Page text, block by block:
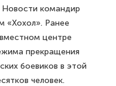
Новости командир
«Хохол». Ранее
центре
прекращения
боевиков в этой
человек.